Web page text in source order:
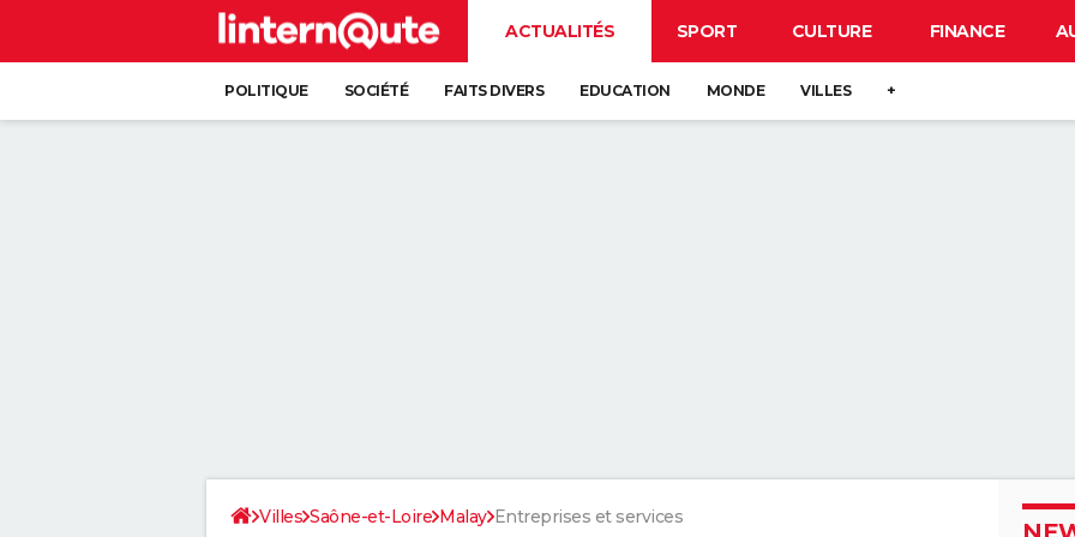
ACTUALITÉS SPORT CULTURE FINANCE
POLITIQUE SOCIÉTÉ FAITS DIVERS EDUCATION MONDE VILLES +
Villes Saône-et-Loire Malay Entreprises et services